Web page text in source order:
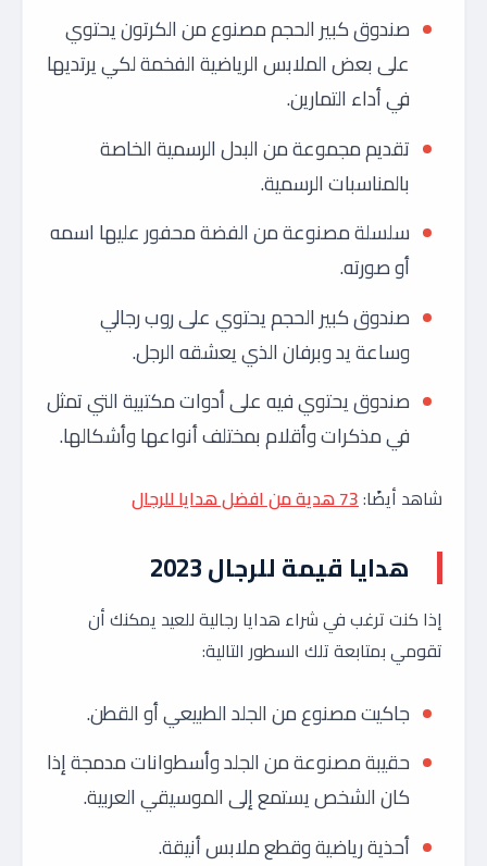
صندوق كبير الحجم مصنوع من الكرتون يحتوي
على بعض الملابس الرياضية الفخمة لكي يرتديها
في أداء التمارين.
تقديم مجموعة من البدل الرسمية الخاصة
بالمناسبات الرسمية.
سلسلة مصنوعة من الفضة محفور عليها اسمه
أو صورته.
صندوق كبير الحجم يحتوي على روب رجالي
وساعة يد وبرفان الذي يعشقه الرجل.
صندوق يحتوي فيه على أدوات مكتبية التي تمثل
في مذكرات وأقلام بمختلف أنواعها وأشكالها.
شاهد أيضًا:73 هدية من افضل هدايا للرجال
هدايا قيمة للرجال 2023
إذا كنت ترغب في شراء هدايا رجالية للعيد يمكنك أن
تقومي بمتابعة تلك السطور التالية:
جاكيت مصنوع من الجلد الطبيعي أو القطن.
حقيبة مصنوعة من الجلد وأسطوانات مدمجة إذا
كان الشخص يستمع إلى الموسيقي العربية.
أحذية رياضية وقطع ملابس أنيقة.